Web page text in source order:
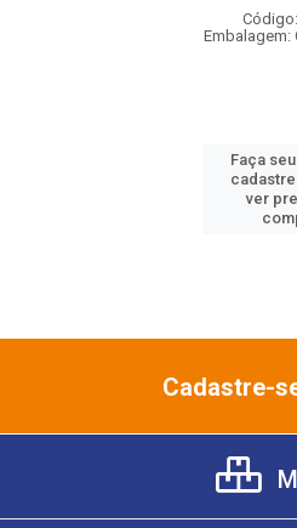
Embalagem:
Faça
ver
Cadastre-